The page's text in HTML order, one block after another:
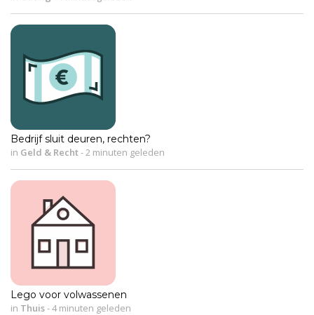
Bedrijf sluit deuren, rechten?
in Geld & Recht- 2 minuten geleden
Lego voor volwassenen
in Thuis-4 minuten geleden